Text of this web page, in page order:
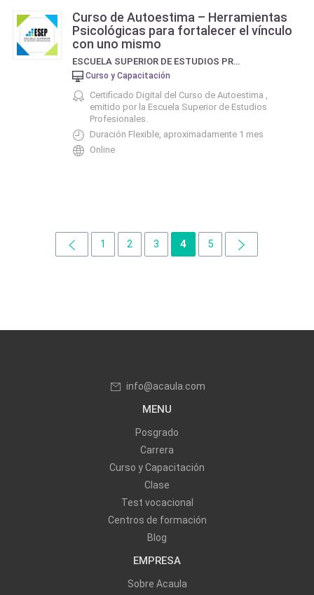
Curso de Autoestima – Herramientas
Psicológicas para fortalecer el vínculo
con uno mismo
ESCUELA SUPERIOR DE ESTUDIOS PROFESIONALES - ESEP
Curso y Capacitación
Certificado Digital del Curso de Autoestima ,
emitido por la Escuela Superior de Estudios
Profesionales.
Duración Flexible, aproximadamente 1 mes
Online
1 2 3 4 5
info@acaula.com
MENU
Posgrado
Carrera
Curso y Capacitación
Clase
Test vocacional
Centros de formación
Blog
EMPRESA
Sobre Acaula